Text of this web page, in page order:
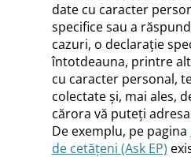
date cu caracter
specifice sau a
cazuri, o declarație
întotdeauna, printre
cu caracter personal,
colectate și, mai ales,
cărora vă puteți
De exemplu, pe pagina
de cetățeni (Ask EP)